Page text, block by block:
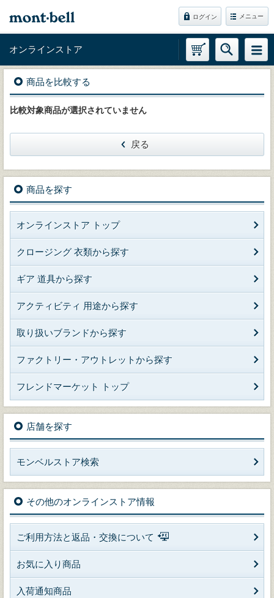
ログイン メニュー
オンラインストア
商品を比較する
比較対象商品が選択されていません
戻る
商品を探す
オンラインストア トップ
クロージング 衣類から探す
ギア 道具から探す
アクティビティ 用途から探す
取り扱いブランドから探す
ファクトリー・アウトレットから探す
フレンドマーケット トップ
店舗を探す
モンベルストア検索
その他のオンラインストア情報
ご利用方法と返品・交換について
お気に入り商品
入荷通知商品